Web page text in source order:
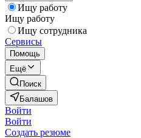
Ищу работу
Ищу работу
Ищу сотрудника
Сервисы
Помощь
Ещё
Поиск
Балашов
Войти
Войти
Создать резюме